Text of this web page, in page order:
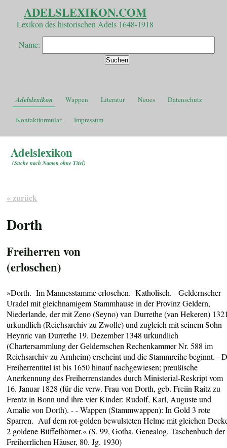
ADELSLEXIKON.COM
Lexikon des historischen Adels 1648-1918
Name:
Adelslexikon Wappen Literatur Neues Datenschutz
Kontaktformular Impressum
Adelslexikon
(Suche nach Namen ohne Titel)
« zurück
Dorth
Freiherren von
(erloschen)
»Dorth. Im Mannesstamme erloschen. Katholisch. - Geldernscher
Uradel mit gleichnamigem Stammhause in der Provinz Geldern,
Niederlande, der mit Zeno (Seyno) van Durrethe (van Hekeren)
urkundlich (Reichsarchiv zu Zwolle) und zugleich mit seinem Sohn
Heynric van Durrethe 19. Dezember 1348 urkundlich
(Chartersammlung der Geldernschen Rechenkammer Nr. 588 im
Reichsarchiv zu Arnheim) erscheint und die Stammreihe beginnt. -
Freiherrentitel ist bis 1650 hinauf nachgewiesen; preußische
Anerkennung des Freiherrenstandes durch Ministerial-Reskript vom
16. Januar 1828 (für die verw. Frau von Dorth, geb. Freiin Raitz zu
Frentz in Bonn und ihre vier Kinder: Rudolf, Karl, Auguste und
Amalie von Dorth). - - Wappen (Stammwappen): In Gold 3 rote
Sparren. Auf dem rot-golden bewulsteten Helme mit gleichen
2 goldene Büffelhörner.« (S. 99, Gotha. Genealog. Taschenbuch der
Freiherrlichen Häuser, 80. Jg. 1930)